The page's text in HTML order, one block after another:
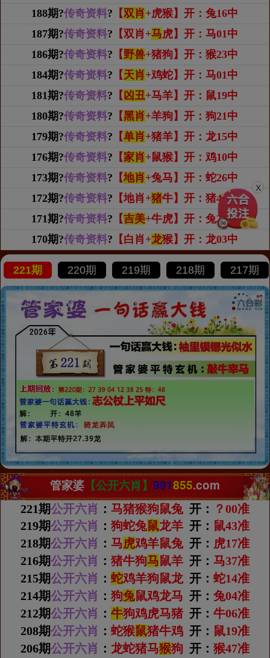
188期?传奇资料? 【双肖 +虎猴】开：兔16中
187期?传奇资料? 【双肖+马虎】开：马01中
186期?传奇资料? 【野兽+猪狗】开：猴23中
184期?传奇资料? 【天肖 +鸡蛇】开：马01中
181期?传奇资料? 【 凶丑+马羊】开：鼠19中
180期?传奇资料? 【黑肖 +羊狗】开：狗21中
179期?传奇资料? 【单肖 +猪羊】开：龙15中
176期?传奇资料? 【家肖 +鼠猴】开：鸡10中
173期?传奇资料? 【地肖 +兔马】开：蛇26中
172期?传奇资料? 【地肖+猪牛】开：猪44中
171期?传奇资料? 【吉美+牛虎】开：兔28中
170期?传奇资料? 【白肖+龙猴】开：龙03中
221期 220期 219期 218期 217期
管家婆 【公开六肖】 991855.com
221期公开六肖 ： 马猪猴狗鼠兔开： ？00准
219期公开六肖 ： 狗蛇兔鼠龙羊 开： 鼠43准
218期公开六肖 ： 马虎鸡羊鼠兔开： 虎17准
216期公开六肖 ： 猪牛狗马鼠羊 开： 马37准
215期公开六肖 ： 蛇鸡羊狗鼠龙开： 蛇14准
214期公开六肖 ： 狗兔鼠鸡龙马 开： 兔04准
212期公开六肖 ： 牛狗鸡虎马猪 开： 牛06准
208期公开六肖 ： 蛇猴鼠猪牛鸡 开： 鼠19准
206期公开六肖 ： 龙蛇猪马猴狗 开： 猴47准
X